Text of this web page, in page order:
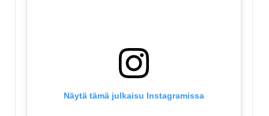
Näytä tämä julkaisu Instagramissa